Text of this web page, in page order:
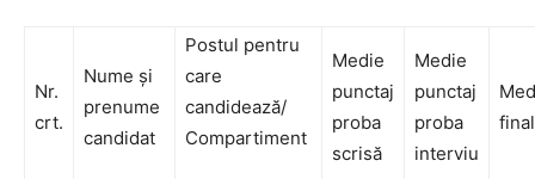
Nr.
crt.
Nume și
prenume
candidat
Postul pentru
care
candidează/
Compartiment
Medie
punctaj
proba
scrisă
Medie
punctaj
proba
interviu